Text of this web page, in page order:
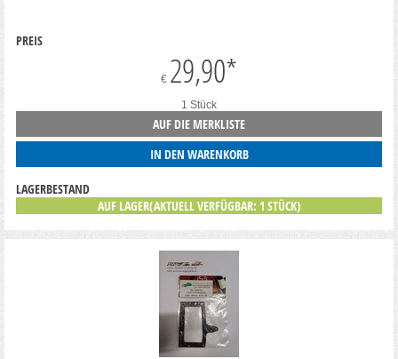
PREIS
€ 29,90*
1 Stück
AUF DIE MERKLISTE
IN DEN WARENKORB
LAGERBESTAND
AUF LAGER(AKTUELL VERFÜGBAR: 1 STÜCK)